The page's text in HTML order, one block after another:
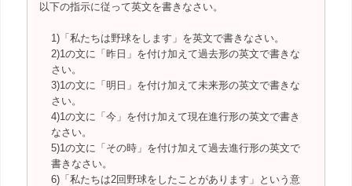
以下の指示に従って英文を書きなさい。
1)「私たちは野球をします」を英文で書きなさい。
2)1の文に「昨日」を付け加えて過去形の英文で書きな
さい。
3)1の文に「明日」を付け加えて未来形の英文で書きな
さい。
4)1の文に「今」を付け加えて現在進行形の英文で書き
なさい。
5)1の文に「その時」を付け加えて過去進行形の英文で
書きなさい。
6)「私たちは2回野球をしたことがあります」という意